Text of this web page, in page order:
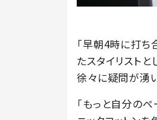
「早朝4時に打ち
たスタイリスト
徐々に疑問が湧
「もっと自分の